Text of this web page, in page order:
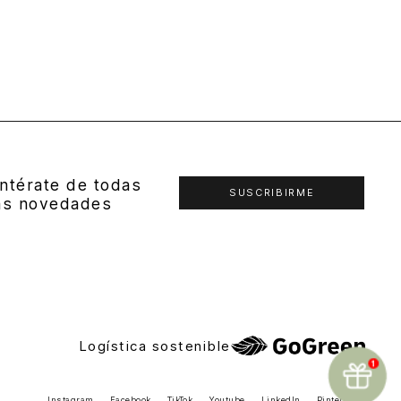
de todas
novedades
SUSCRIBIRME
Logística sostenible